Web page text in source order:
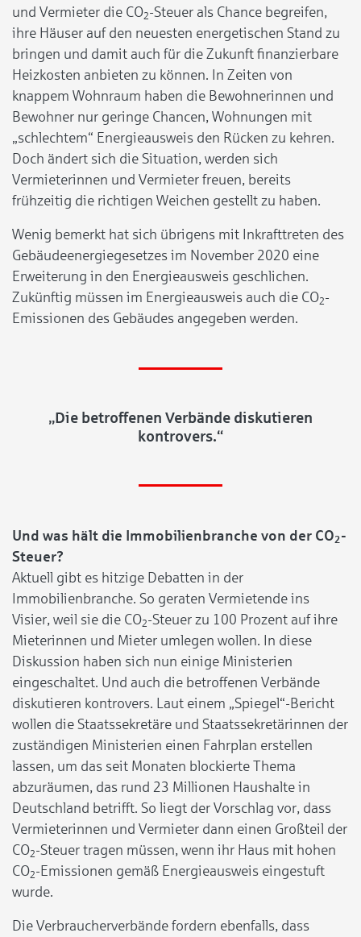
und Vermieter die CO2-Steuer als Chance begreifen,
ihre Häuser auf den neuesten energetischen Stand zu
bringen und damit auch für die Zukunft finanzierbare
Heizkosten anbieten zu können. In Zeiten von
knappem Wohnraum haben die Bewohnerinnen und
Bewohner nur geringe Chancen, Wohnungen mit
„schlechtem“ Energieausweis den Rücken zu kehren.
Doch ändert sich die Situation, werden sich
Vermieterinnen und Vermieter freuen, bereits
frühzeitig die richtigen Weichen gestellt zu haben.
Wenig bemerkt hat sich übrigens mit Inkrafttreten des
Gebäudeenergiegesetzes im November 2020 eine
Erweiterung in den Energieausweis geschlichen.
Zukünftig müssen im Energieausweis auch die CO2-
Emissionen des Gebäudes angegeben werden.
„Die betroffenen Verbände diskutieren
kontrovers.“
Und was hält die Immobilienbranche von der CO2-
Steuer?
Aktuell gibt es hitzige Debatten in der
Immobilienbranche. So geraten Vermietende ins
Visier, weil sie die CO2-Steuer zu 100 Prozent auf ihre
Mieterinnen und Mieter umlegen wollen. In diese
Diskussion haben sich nun einige Ministerien
eingeschaltet. Und auch die betroffenen Verbände
diskutieren kontrovers. Laut einem „Spiegel“-Bericht
wollen die Staatssekretäre und Staatssekretärinnen der
zuständigen Ministerien einen Fahrplan erstellen
lassen, um das seit Monaten blockierte Thema
abzuräumen, das rund 23 Millionen Haushalte in
Deutschland betrifft. So liegt der Vorschlag vor, dass
Vermieterinnen und Vermieter dann einen Großteil der
CO2-Steuer tragen müssen, wenn ihr Haus mit hohen
CO2-Emissionen gemäß Energieausweis eingestuft
wurde.
Die Verbraucherverbände fordern ebenfalls, dass